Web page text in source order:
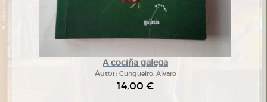
A cociña galega
Autor: Cunqueiro, Álvaro
14,00 €